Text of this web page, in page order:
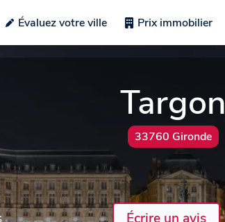
Évaluez votre ville Prix immobilier
Targon
33760 Gironde
Écrire un avis